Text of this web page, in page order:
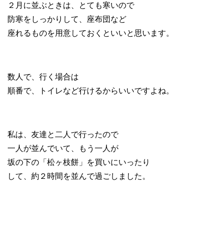
２月に並ぶときは、とても寒いので
防寒をしっかりして、座布団など
座れるものを用意しておくといいと思います。
数人で、行く場合は
順番で、トイレなど行けるからいいですよね。
私は、友達と二人で行ったので
一人が並んでいて、もう一人が
坂の下の「松ヶ枝餅」を買いにいったり
して、約２時間を並んで過ごしました。